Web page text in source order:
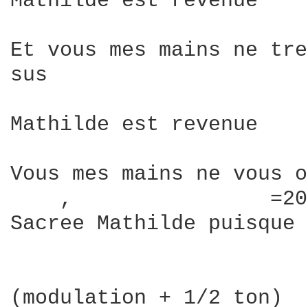
Et vous mes mains ne
sus
Mathilde est revenue
Vous mes mains ne vous
    ,                =20
Sacree Mathilde
(modulation + 1/2 ton)